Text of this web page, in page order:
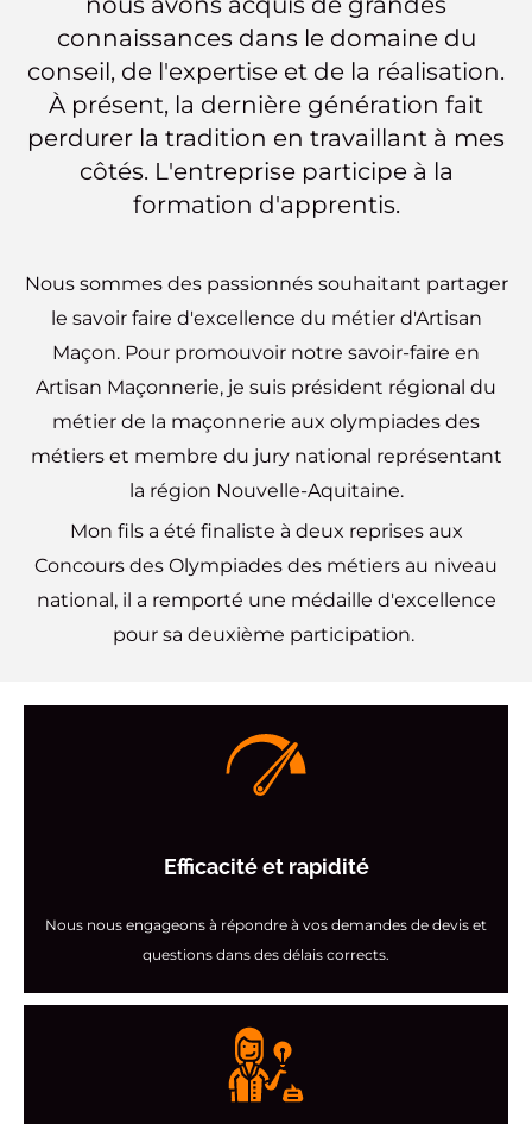
connaissances dans le domaine du
conseil, de l'expertise et de la réalisation.
À présent, la dernière génération fait
perdurer la tradition en travaillant à mes
côtés. L'entreprise participe à la
formation d'apprentis.
Nous sommes des passionnés souhaitant partager
le savoir faire d'excellence du métier d'Artisan
Maçon. Pour promouvoir notre savoir-faire en
Artisan Maçonnerie, je suis président régional du
métier de la maçonnerie aux olympiades des
métiers et membre du jury national représentant
la région Nouvelle-Aquitaine.
Mon fils a été finaliste à deux reprises aux
Concours des Olympiades des métiers au niveau
national, il a remporté une médaille d'excellence
pour sa deuxième participation.
Efficacité et rapidité
Nous nous engageons à répondre à vos demandes de devis et
questions dans des délais corrects.